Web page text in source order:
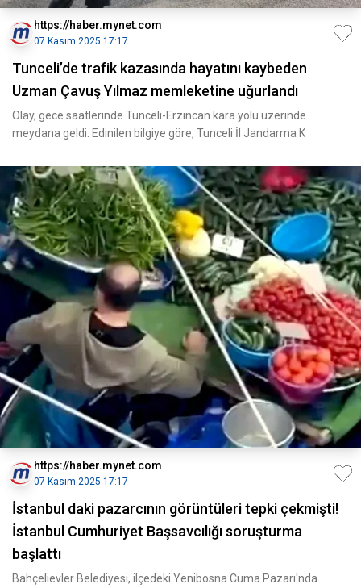
https://haber.mynet.com
07 Kasım 2025 17:17
Tunceli’de trafik kazasında hayatını kaybeden
Uzman Çavuş Yılmaz memleketine uğurlandı
Olay, gece saatlerinde Tunceli-Erzincan kara yolu üzerinde
meydana geldi. Edinilen bilgiye göre, Tunceli İl Jandarma K
https://haber.mynet.com
07 Kasım 2025 17:17
İstanbul daki pazarcının görüntüleri tepki çekmişti!
İstanbul Cumhuriyet Başsavcılığı soruşturma
başlattı
Bahçelievler Belediyesi, ilçedeki Yenibosna Cuma Pazarı'nda